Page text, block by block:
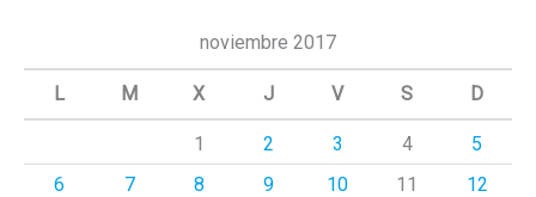
a
noviembre 2017
L M X J V S D
1 2 3 4
5
6
7 8 9 10 11
12